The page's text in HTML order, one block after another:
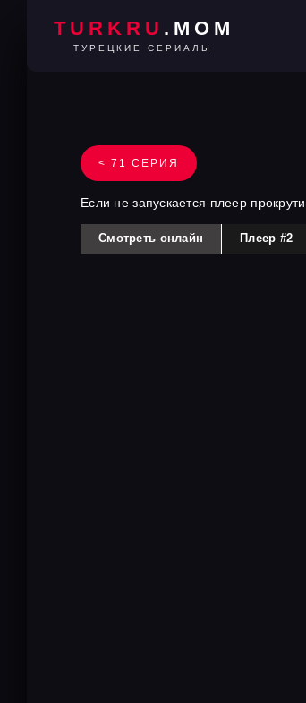
TURKRU .MOM
ТУРЕЦКИЕ СЕРИАЛЫ
< 71 СЕРИЯ
Если не запускается плеер
Смотреть онлайн Плеер #2